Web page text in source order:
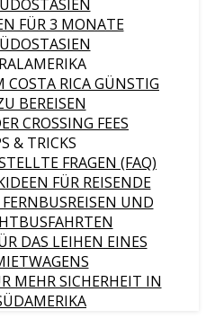
FÜR 3 MONATE
COSTA RICA GÜNSTIG
BEREISEN
CROSSING FEES
& TRICKS
FRAGEN (FAQ)
FÜR REISENDE
UND
DAS LEIHEN EINES
MEHR SICHERHEIT IN